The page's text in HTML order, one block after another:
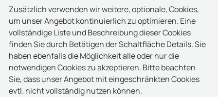
Zusätzlich verwenden wir weitere, optionale, Cookies,
um unser Angebot kontinuierlich zu optimieren. Eine
vollständige Liste und Beschreibung dieser Cookies
finden Sie durch Betätigen der Schaltfläche Details. Sie
haben ebenfalls die Möglichkeit alle oder nur die
notwendigen Cookies zu akzeptieren. Bitte beachten
Sie, dass unser Angebot mit eingeschränkten Cookies
evtl. nicht vollständig nutzen können.